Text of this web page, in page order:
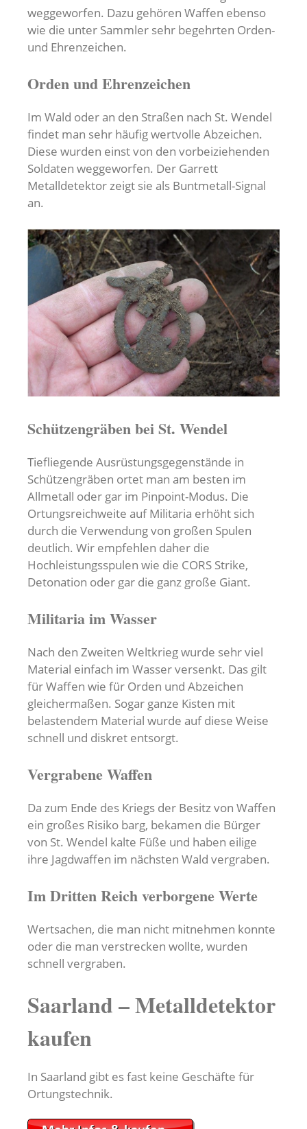
weggeworfen. Dazu gehören Waffen ebenso
wie die unter Sammler sehr begehrten Orden-
und Ehrenzeichen.
Orden und Ehrenzeichen
Im Wald oder an den Straßen nach St. Wendel
findet man sehr häufig wertvolle Abzeichen.
Diese wurden einst von den vorbeiziehenden
Soldaten weggeworfen. Der Garrett
Metalldetektor zeigt sie als Buntmetall-Signal
an.
Schützengräben bei St. Wendel
Tiefliegende Ausrüstungsgegenstände in
Schützengräben ortet man am besten im
Allmetall oder gar im Pinpoint-Modus. Die
Ortungsreichweite auf Militaria erhöht sich
durch die Verwendung von großen Spulen
deutlich. Wir empfehlen daher die
Hochleistungsspulen wie die CORS Strike,
Detonation oder gar die ganz große Giant.
Militaria im Wasser
Nach den Zweiten Weltkrieg wurde sehr viel
Material einfach im Wasser versenkt. Das gilt
für Waffen wie für Orden und Abzeichen
gleichermaßen. Sogar ganze Kisten mit
belastendem Material wurde auf diese Weise
schnell und diskret entsorgt.
Vergrabene Waffen
Da zum Ende des Kriegs der Besitz von Waffen
ein großes Risiko barg, bekamen die Bürger
von St. Wendel kalte Füße und haben eilige
ihre Jagdwaffen im nächsten Wald vergraben.
Im Dritten Reich verborgene Werte
Wertsachen, die man nicht mitnehmen konnte
oder die man verstrecken wollte, wurden
schnell vergraben.
Saarland – Metalldetektor
kaufen
In Saarland gibt es fast keine Geschäfte für
Ortungstechnik.